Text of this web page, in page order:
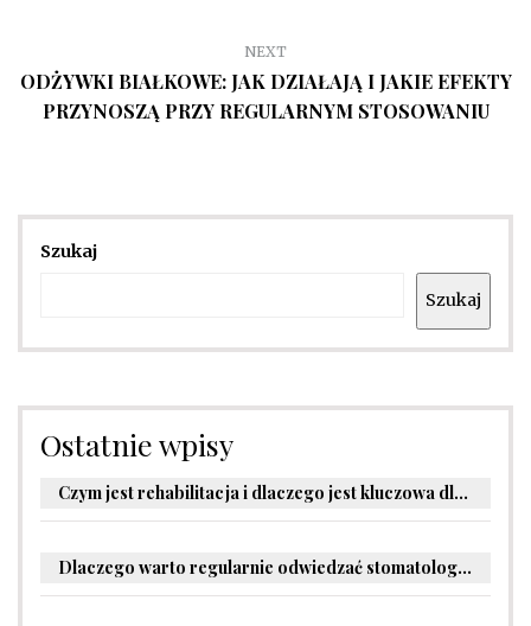
NEXT
ODŻYWKI BIAŁKOWE: JAK DZIAŁAJĄ I JAKIE EFEKTY
PRZYNOSZĄ PRZY REGULARNYM STOSOWANIU
Szukaj
Szukaj
Ostatnie wpisy
Czym jest rehabilitacja i dlaczego jest kluczowa dla powrotu do zdrowia?
Dlaczego warto regularnie odwiedzać stomatologa?